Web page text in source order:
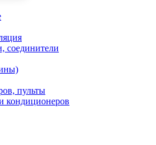
соединители
пульты
кондиционеров